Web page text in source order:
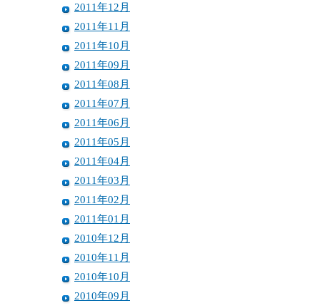
2011年12月
2011年11月
2011年10月
2011年09月
2011年08月
2011年07月
2011年06月
2011年05月
2011年04月
2011年03月
2011年02月
2011年01月
2010年12月
2010年11月
2010年10月
2010年09月